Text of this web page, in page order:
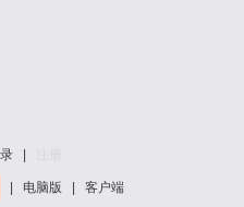
电脑版
客户端